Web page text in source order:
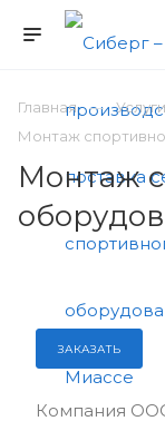
Главная
Услуги
Монтаж
Монтаж
ЗАКАЗАТЬ
Компания